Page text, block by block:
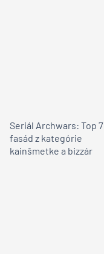
Seriál Archwars: Top 7
fasád z kategórie
kainšmetke a bizzár